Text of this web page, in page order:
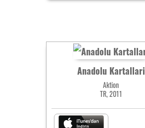
Anadolu Kartallari
Aktion
TR, 2011